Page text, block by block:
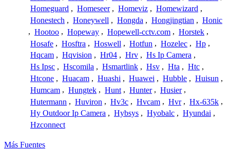
Homeguard , Homeseer , Homeviz , Homewizard ,
Honestech , Honeywell , Hongda , Hongjingtian , Honic
, Hootoo , Hopeway , Hopewell-cctv.com , Horstek ,
Hosafe , Hosftra , Hoswell , Hotfun , Hozelec , Hp ,
Hqcam , Hqvision , Hr04 , Hrv , Hs Ip Camera ,
Hs Ipsc , Hscomila , Hsmartlink , Hsv , Hta , Htc ,
Htcone , Huacam , Huashi , Huawei , Hubble , Huisun ,
Humcam , Hungtek , Hunt , Hunter , Husier ,
Hutermann , Huviron , Hv3c , Hvcam , Hvr , Hx-635k ,
Hy Outdoor Ip Camera , Hybsys , Hyobalc , Hyundai ,
Hzconnect
Más Fuentes